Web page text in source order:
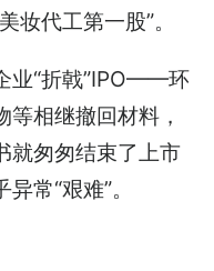
妆代工第一股”。
业“折戟”IPO——环
相继撤回材料，
就匆匆结束了上市
常“艰难”。